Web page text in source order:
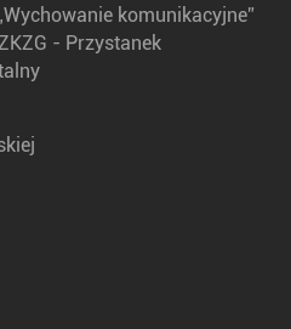
komunikacyjne”
- Przystanek